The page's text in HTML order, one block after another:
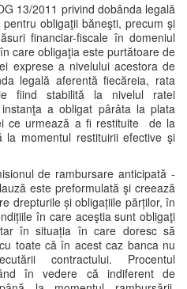
13/2011 privind dobânda legală
obligaţii băneşti, precum şi
financiar-fiscale în domeniul
care obligaţia este purtătoare de
exprese a nivelului acestora de
legală aferentă fiecăreia, rata
fiind stabilită la nivelul ratei
a obligat pârâta la plata
ce urmează a fi restituite de la
momentul restituirii efective şi
de rambursare anticipată -
este preformulată şi creează
drepturile și obligațiile părților, în
în care aceştia sunt obligaţi
în situația în care doresc să
toate că în acest caz banca nu
contractului. Procentul
în vedere că indiferent de